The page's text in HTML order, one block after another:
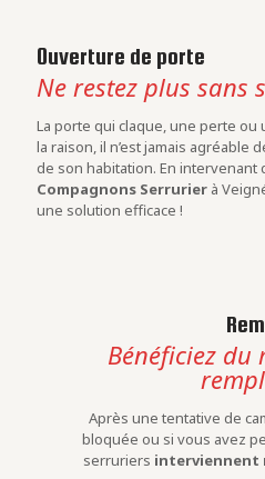
Ouverture de porte
Ne restez plus sans
La porte qui claque, une perte
la raison, il n’est jamais agréable
de son habitation. En intervenant
Compagnons Serrurier à
une solution efficace !
Bénéficiez
Après une tentative de
bloquée ou si vous avez
serruriers interviennent